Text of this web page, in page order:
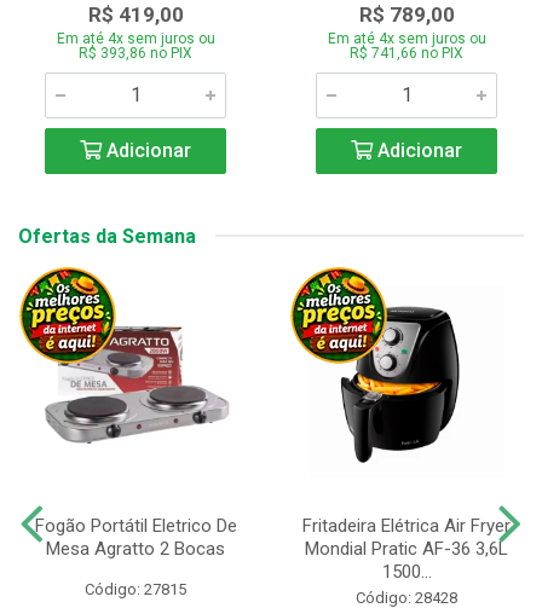
R$ 419,00
Em até 4x sem juros ou
R$ 393,86 no PIX
Adicionar
R$ 789,00
Em até 4x sem juros ou
R$ 741,66 no PIX
Adicionar
Ofertas da Semana
Fogão Portátil Eletrico De
Mesa Agratto 2 Bocas
Código: 27815
Fritadeira Elétrica Air Fryer
Mondial Pratic AF-36 3,6L
1500...
Código: 28428